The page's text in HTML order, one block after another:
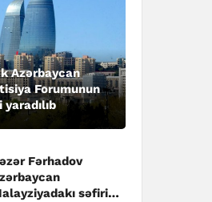
Azərbaycan
Forumunun
Fərhadov
səfiri